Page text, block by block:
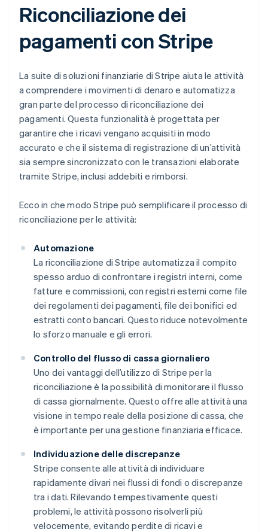
Riconciliazione dei
pagamenti con Stripe
La suite di soluzioni finanziarie di Stripe aiuta le attività
a comprendere i movimenti di denaro e automatizza
gran parte del processo di riconciliazione dei
pagamenti. Questa funzionalità è progettata per
garantire che i ricavi vengano acquisiti in modo
accurato e che il sistema di registrazione di un’attività
sia sempre sincronizzato con le transazioni elaborate
tramite Stripe, inclusi addebiti e rimborsi.
Ecco in che modo Stripe può semplificare il processo di
riconciliazione per le attività:
Automazione
La riconciliazione di Stripe automatizza il compito
spesso arduo di confrontare i registri interni, come
fatture e commissioni, con registri esterni come file
dei regolamenti dei pagamenti, file dei bonifici ed
estratti conto bancari. Questo riduce notevolmente
lo sforzo manuale e gli errori.
Controllo del flusso di cassa giornaliero
Uno dei vantaggi dell’utilizzo di Stripe per la
riconciliazione è la possibilità di monitorare il flusso
di cassa giornalmente. Questo offre alle attività una
visione in tempo reale della posizione di cassa, che
è importante per una gestione finanziaria efficace.
Individuazione delle discrepanze
Stripe consente alle attività di individuare
rapidamente divari nei flussi di fondi o discrepanze
tra i dati. Rilevando tempestivamente questi
problemi, le attività possono risolverli più
velocemente, evitando perdite di ricavi e